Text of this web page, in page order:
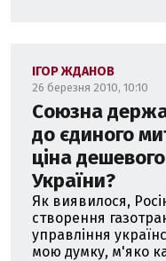
ІГОР ЖДАНОВ
26 березня 2010, 10:10
Союзна
до єдиного
ціна
України?
Як виявилося,
створення
управління
мою думку, м'яко